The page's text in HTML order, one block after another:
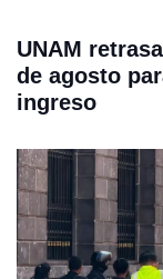
UNAM
de agosto
ingreso